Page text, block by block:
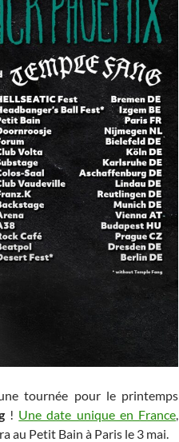
tournée pour le printemps
! Une date unique en France,
au Petit Bain à Paris le 3 mai.